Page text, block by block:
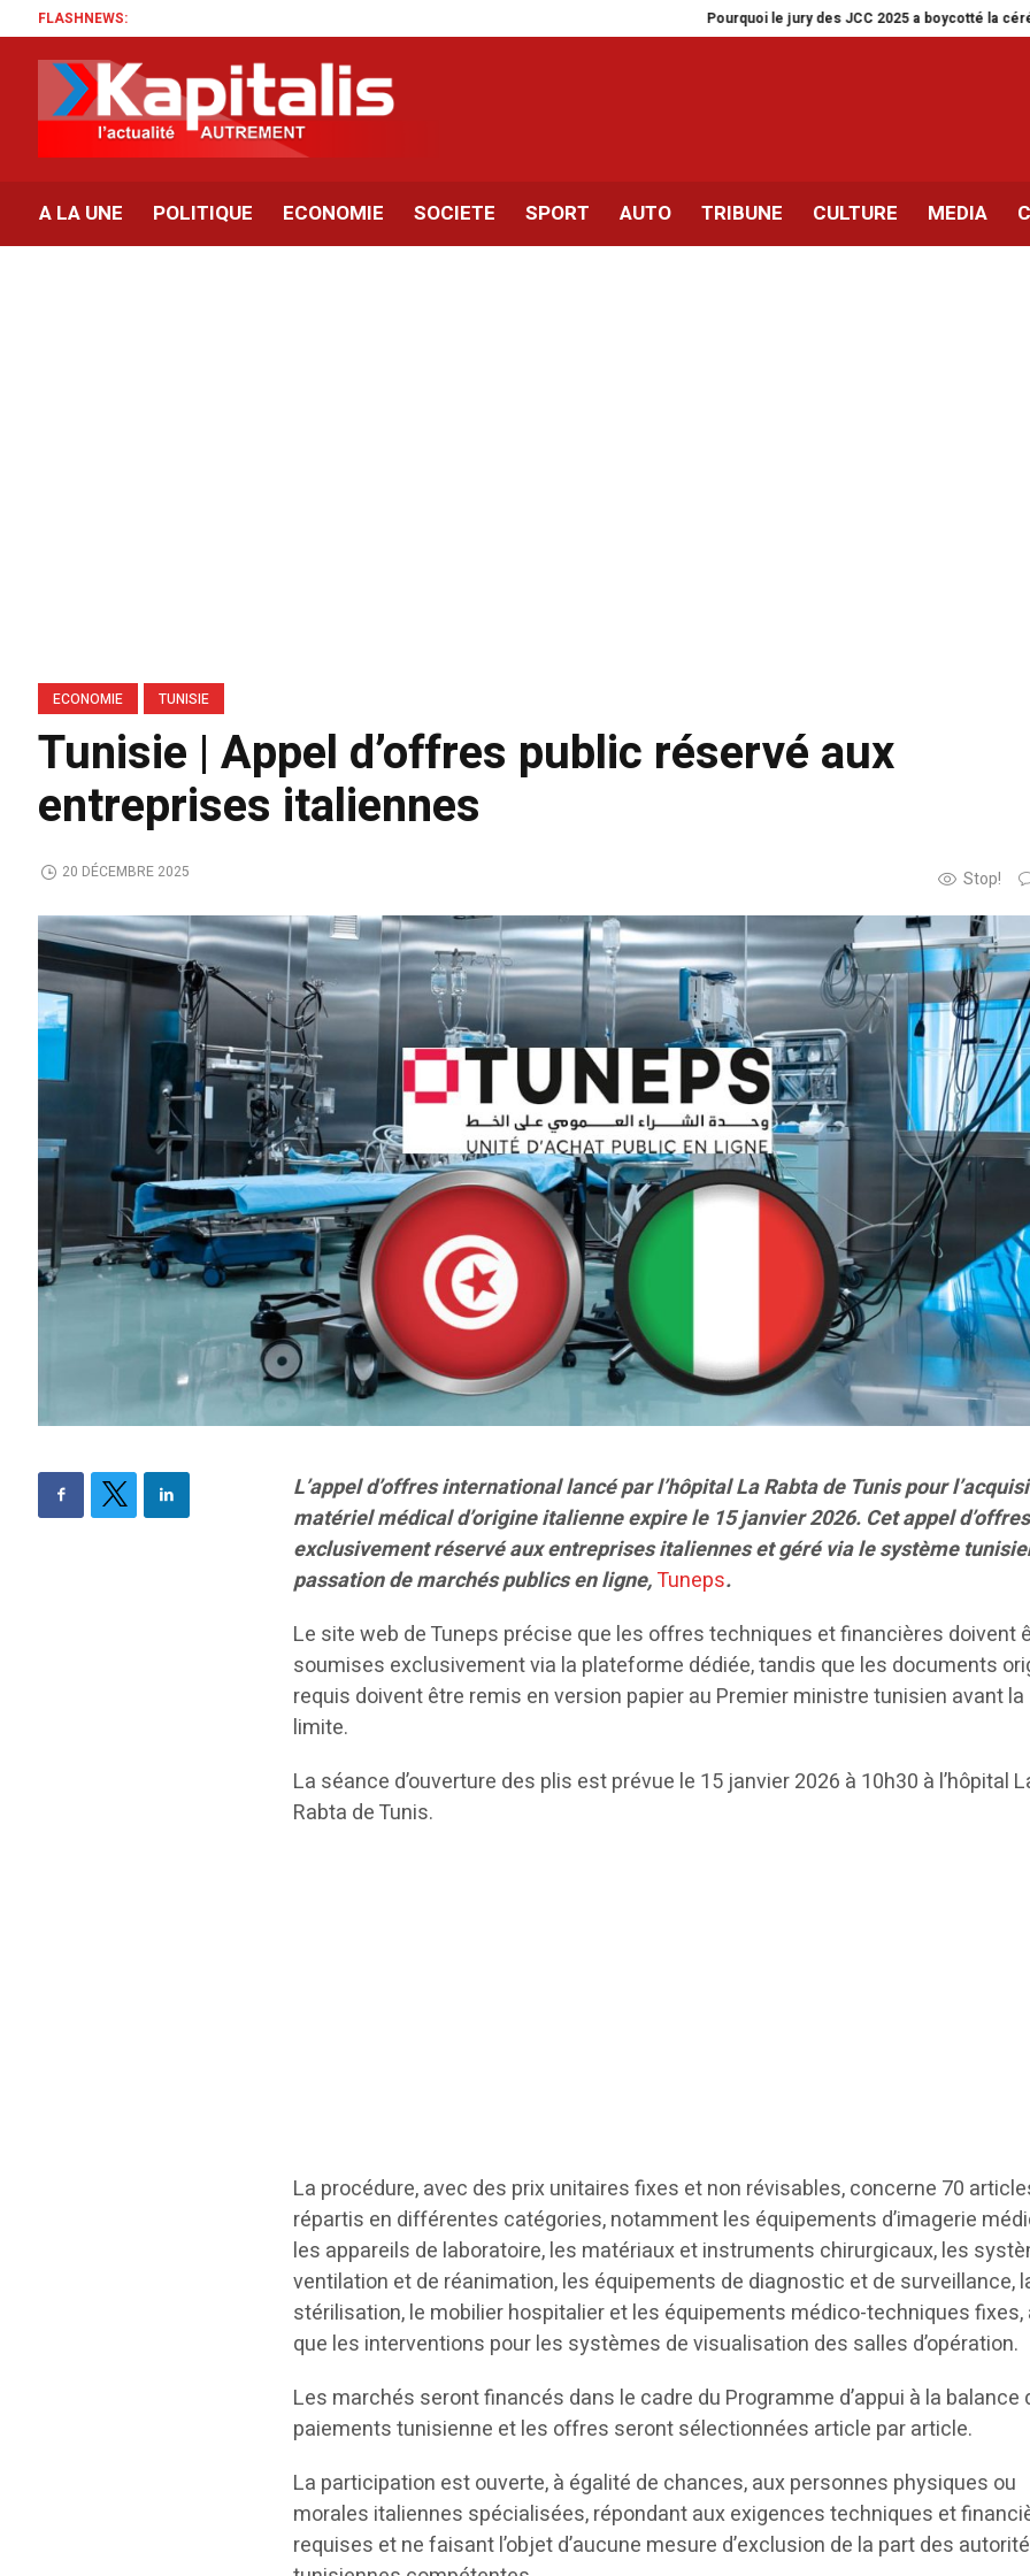
FLASHNEWS: Pourquoi le jury des JCC 2025 a boycotté la cérémonie de
A LA UNE POLITIQUE ECONOMIE SOCIETE SPORT AUTO TRIBUNE CULTURE MEDIA
ECONOMIE TUNISIE
Tunisie | Appel d’offres public réservé aux
entreprises italiennes
Stop!
20 DÉCEMBRE 2025
L’appel d’offres international lancé par l’hôpital La Rabta de Tunis pour
matériel médical d’origine italienne expire le 15 janvier 2026. Cet appel
exclusivement réservé aux entreprises italiennes et géré via le système
passation de marchés publics en ligne,Tuneps.
Le site web de Tuneps précise que les offres techniques et financières doivent
soumises exclusivement via la plateforme dédiée, tandis que les documents
requis doivent être remis en version papier au Premier ministre tunisien avant
limite.
La séance d’ouverture des plis est prévue le 15 janvier 2026 à 10h30 à l’hôpital
Rabta de Tunis.
La procédure, avec des prix unitaires fixes et non révisables, concerne 70
répartis en différentes catégories, notamment les équipements d’imagerie
les appareils de laboratoire, les matériaux et instruments chirurgicaux, les
ventilation et de réanimation, les équipements de diagnostic et de surveillance,
stérilisation, le mobilier hospitalier et les équipements médico-techniques fixes,
que les interventions pour les systèmes de visualisation des salles d’opération.
Les marchés seront financés dans le cadre du Programme d’appui à la balance
paiements tunisienne et les offres seront sélectionnées article par article.
La participation est ouverte, à égalité de chances, aux personnes physiques ou
morales italiennes spécialisées, répondant aux exigences techniques et
requises et ne faisant l’objet d’aucune mesure d’exclusion de la part des